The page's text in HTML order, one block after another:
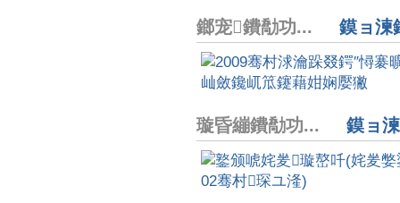
鎯宠鐨勪功... 鏌ョ
璇昏繃鐨勪功... 鏌ョ